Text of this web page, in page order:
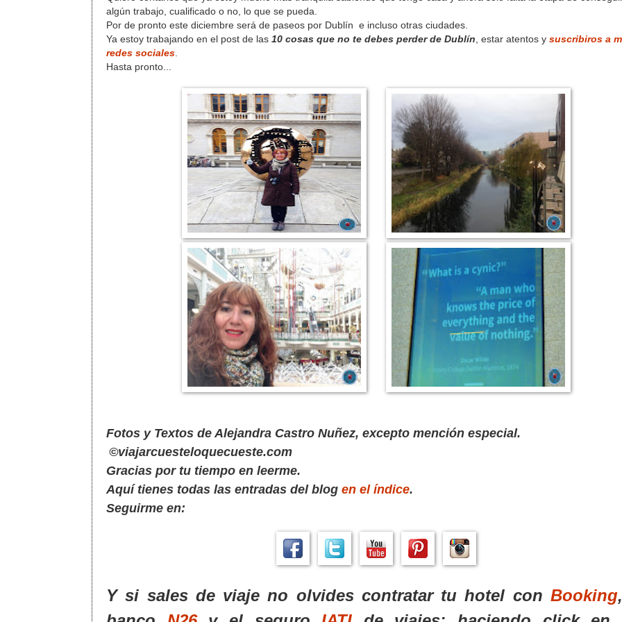
algún trabajo, cualificado o no, lo que se pueda.
Por de pronto este diciembre será de paseos por Dublín e incluso otras ciudades.
Ya estoy trabajando en el post de las 10 cosas que no te debes perder de Dublín , estar atentos y suscribiros a
redes sociales
Hasta pronto...
Fotos y Textos de Alejandra Castro Nuñez, excepto mención especial.
©viajarcuesteloquecueste.com
Gracias por tu tiempo en leerme.
Aquí tienes todas las entradas del blog en el índice.
Seguirme en:
Y si sales de viaje no olvides contratar tu hotel con Booking